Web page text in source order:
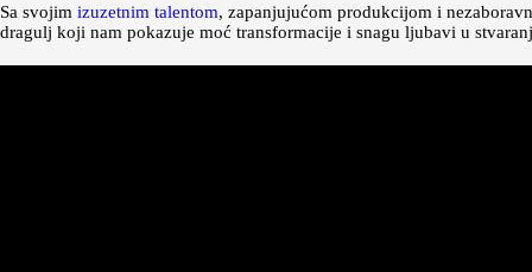
Sa svojim izuzetnim talentom, zapanjujućom produkcijom i
dragulj koji nam pokazuje moć transformacije i snagu ljubavi u